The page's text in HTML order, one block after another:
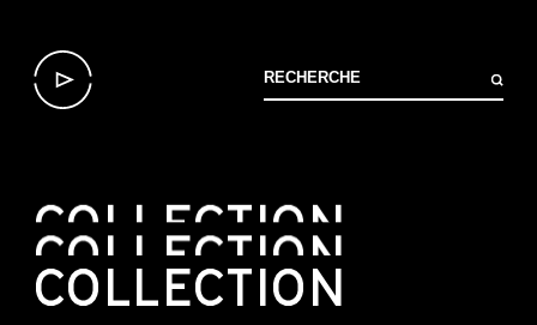
COLLECTION
COLLECTION
COLLECTION